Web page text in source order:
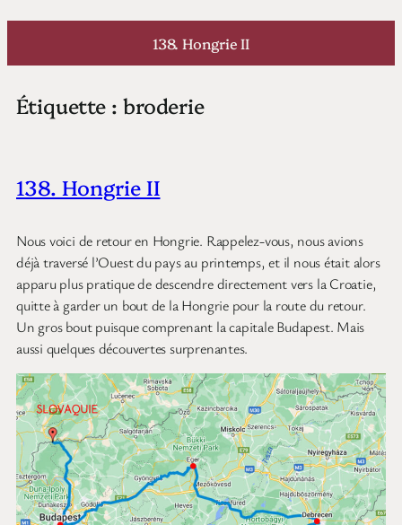
Aller
138. Hongrie II
Étiquette : broderie
138. Hongrie II
Nous voici de retour en Hongrie. Rappelez-vous, nous avions
déjà traversé l’Ouest du pays au printemps, et il nous était alors
apparu plus pratique de descendre directement vers la Croatie,
quitte à garder un bout de la Hongrie pour la route du retour.
Un gros bout puisque comprenant la capitale Budapest. Mais
aussi quelques découvertes surprenantes.